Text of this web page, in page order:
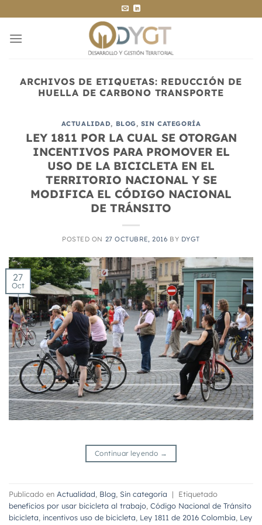
al
contenido
ARCHIVOS DE ETIQUETAS: REDUCCIÓN DE
HUELLA DE CARBONO TRANSPORTE
ACTUALIDAD, BLOG, SIN CATEGORÍA
LEY 1811 POR LA CUAL SE OTORGAN
INCENTIVOS PARA PROMOVER EL
USO DE LA BICICLETA EN EL
TERRITORIO NACIONAL Y SE
MODIFICA EL CÓDIGO NACIONAL
DE TRÁNSITO
POSTED ON 27 OCTUBRE, 2016 BY DYGT
27
Oct
Continuar leyendo →
Publicado en Actualidad Blog Sin categoría |
Etiquetado
beneficios por usar bicicleta al trabajo Código Nacional de Tránsito
bicicleta incentivos uso de bicicleta Ley 1811 de 2016 Colombia Ley